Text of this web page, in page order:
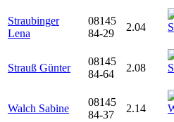
Straubinger
Lena
08145
84-29
2.04
Strauß Günter
08145
84-64
2.08
Walch Sabine
08145
84-37
2.14